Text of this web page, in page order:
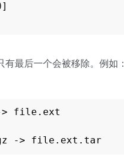
有最后一个会被移除。例如：
file.ext
-> file.ext.tar